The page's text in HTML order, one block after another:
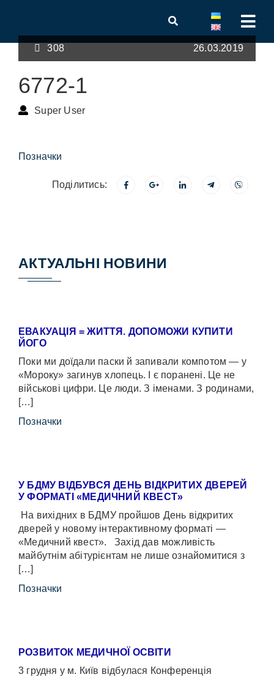
308 26.03.2019
6772-1
Super User
Позначки
Поділитись:
АКТУАЛЬНІ НОВИНИ
ЕВАКУАЦІЯ = ЖИТТЯ. ДОПОМОЖИ КУПИТИ
ЙОГО
Поки ми доїдали паски й запивали компотом — у
«Мороку» загинув хлопець. І є поранені. Це не
військові цифри. Це люди. З іменами. З родинами,
[…]
Позначки
У БДМУ ВІДБУВСЯ ДЕНЬ ВІДКРИТИХ ДВЕРЕЙ
У ФОРМАТІ «МЕДИЧНИЙ КВЕСТ»
На вихідних в БДМУ пройшов День відкритих
дверей у новому інтерактивному форматі —
«Медичний квест». Захід дав можливість
майбутнім абітурієнтам не лише ознайомитися з
[…]
Позначки
РОЗВИТОК МЕДИЧНОЇ ОСВІТИ
3 грудня у м. Київ відбулася Конференція